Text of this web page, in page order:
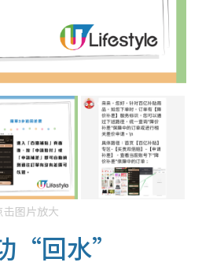
击图片放大
“回水”